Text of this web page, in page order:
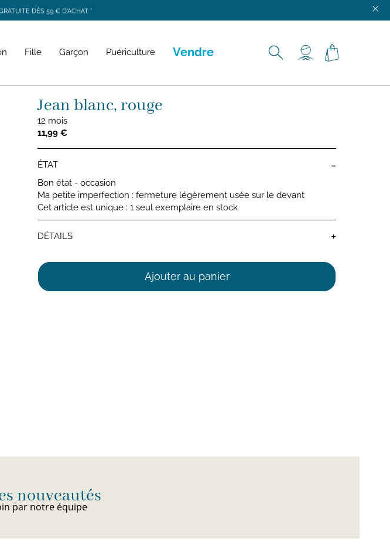
DÈS 59 € D'ACHAT *
Fille Garçon Puériculture Vendre
Jean blanc, rouge
12 mois
11,99 €
ÉTAT -
Bon état - occasion
Ma petite imperfection : fermeture légèrement usée sur le devant
Cet article est unique : 1 seul exemplaire en stock
DÉTAILS +
Ajouter au panier
nouveautés
par notre équipe